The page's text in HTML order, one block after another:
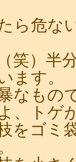
ら危な
笑）半
ます。
なもの
、トゲ
をゴミ